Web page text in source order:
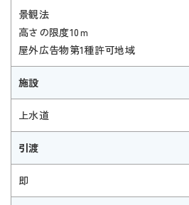
景観法
高さの限度10ｍ
屋外広告物第1種許可地域
施設
上水道
引渡
即